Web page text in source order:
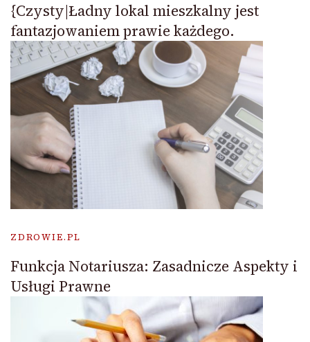
{Czysty|Ładny lokal mieszkalny jest
fantazjowaniem prawie każdego.
ZDROWIE.PL
Funkcja Notariusza: Zasadnicze Aspekty i
Usługi Prawne